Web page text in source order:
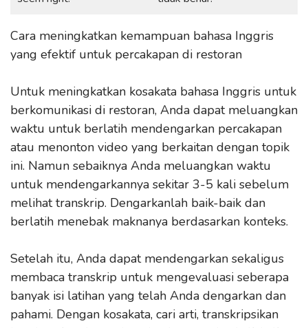
Cara meningkatkan kemampuan bahasa Inggris
yang efektif untuk percakapan di restoran
Untuk meningkatkan kosakata bahasa Inggris untuk
berkomunikasi di restoran, Anda dapat meluangkan
waktu untuk berlatih mendengarkan percakapan
atau menonton video yang berkaitan dengan topik
ini. Namun sebaiknya Anda meluangkan waktu
untuk mendengarkannya sekitar 3-5 kali sebelum
melihat transkrip. Dengarkanlah baik-baik dan
berlatih menebak maknanya berdasarkan konteks.
Setelah itu, Anda dapat mendengarkan sekaligus
membaca transkrip untuk mengevaluasi seberapa
banyak isi latihan yang telah Anda dengarkan dan
pahami. Dengan kosakata, cari arti, transkripsikan